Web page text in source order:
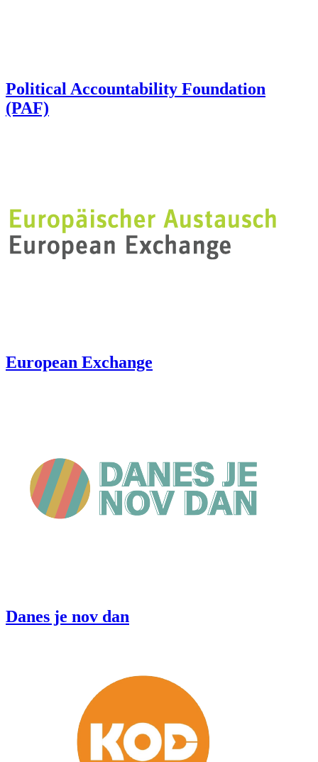
Political Accountability Foundation
(PAF)
European Exchange
Danes je nov dan